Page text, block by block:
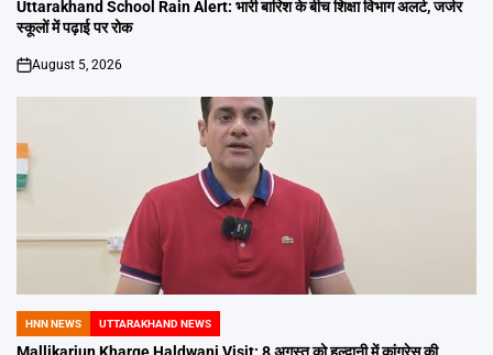
Uttarakhand School Rain Alert: भारी बारिश के बीच शिक्षा विभाग अलर्ट, जर्जर
स्कूलों में पढ़ाई पर रोक
on
August 5, 2026
POSTED
IN
HNN NEWS UTTARAKHAND NEWS
Mallikarjun Kharge Haldwani Visit: 8 अगस्त को हल्द्वानी में कांग्रेस की